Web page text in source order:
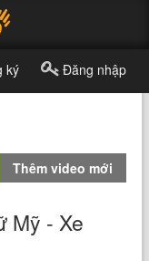
ký Đăng nhập
Thêm video mới
Mỹ - Xe